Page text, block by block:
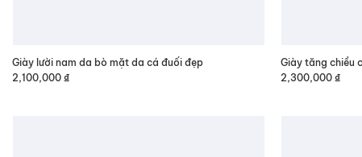
Giày lười nam da bò mặt da cá đuối đẹp
2,100,000 ₫
Giày tăng chiều
2,300,000₫